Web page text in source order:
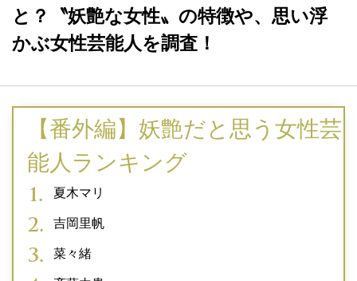
と？〝妖艶な女性〟の特徴や、思い浮
かぶ女性芸能人を調査！
【番外編】妖艶だと思う女性芸
能人ランキング
夏木マリ
吉岡里帆
菜々緒